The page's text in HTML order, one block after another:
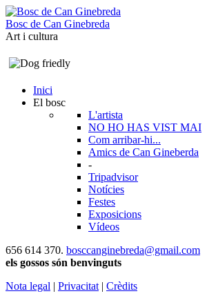
Bosc de Can Ginebreda
Art i cultura
Inici
El bosc
L'artista
NO HO HAS VIST MAI
Com arribar-hi...
Amics de Can Gineberda
-
Tripadvisor
Notícies
Festes
Exposicions
Vídeos
656 614 370. bosccanginebreda@gmail.com
els gossos són benvinguts
Nota legal | Privacitat | Crèdits